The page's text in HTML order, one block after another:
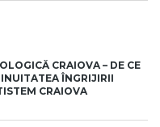
CRAIOVA – DE CE
ÎNGRIJIRII
CRAIOVA